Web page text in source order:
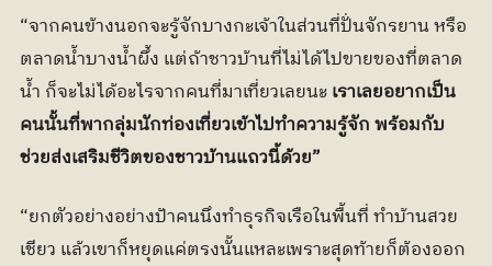
“จากคนข้างนอกจะรู้จักบางกะเจ้าในส่วนที่ปั่นจักรยาน หรือ
ตลาดน้ำบางน้ำผึ้ง แต่ถ้าชาวบ้านที่ไม่ได้ไปขายของที่ตลาด
น้ำ ก็จะไม่ได้อะไรจากคนที่มาเที่ยวเลยนะ เราเลยอยากเป็น
คนนั้นที่พากลุ่มนักท่องเที่ยวเข้าไปทำความรู้จัก พร้อมกับ
ช่วยส่งเสริมชีวิตของชาวบ้านแถวนี้ด้วย”
“ยกตัวอย่างอย่างป้าคนนึงทำธุรกิจเรือในพื้นที่ ทำบ้านสวย
เชียว แล้วเขาก็หยุดแค่ตรงนั้นแหละเพราะสุดท้ายก็ต้องออก